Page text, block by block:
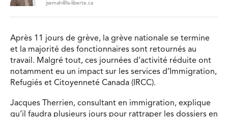
jsemah@la-liberte.ca
Après 11 jours de grève, la grève nationale se termine
et la majorité des fonctionnaires sont retournés au
travail. Malgré tout, ces journées d’activité réduite ont
notamment eu un impact sur les services d’Immigration,
Refugiés et Citoyenneté Canada (IRCC).
Jacques Therrien, consultant en immigration, explique
qu’il faudra plusieurs jours pour rattraper les dossiers en